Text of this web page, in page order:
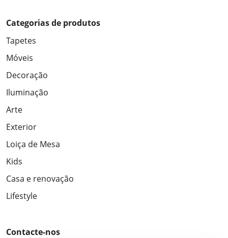
Categorias de produtos
Tapetes
Móveis
Decoração
Iluminação
Arte
Exterior
Loiça de Mesa
Kids
Casa e renovação
Lifestyle
Contacte-nos